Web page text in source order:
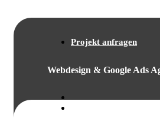
Projekt anfragen
Webdesign & Google Ads